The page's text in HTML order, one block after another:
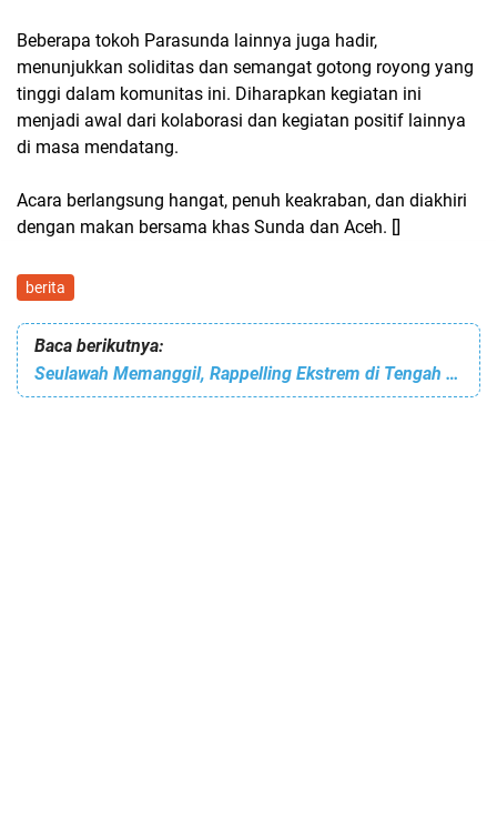
Beberapa tokoh Parasunda lainnya juga hadir,
menunjukkan soliditas dan semangat gotong royong yang
tinggi dalam komunitas ini. Diharapkan kegiatan ini
menjadi awal dari kolaborasi dan kegiatan positif lainnya
di masa mendatang.
Acara berlangsung hangat, penuh keakraban, dan diakhiri
dengan makan bersama khas Sunda dan Aceh. []
berita
Baca berikutnya:
Seulawah Memanggil, Rappelling Ekstrem di Tengah Alam Aceh